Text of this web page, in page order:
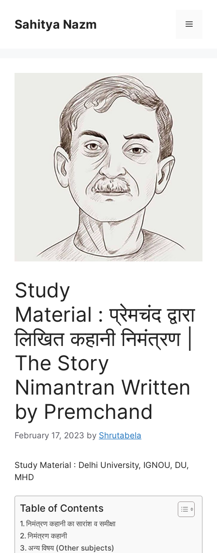
Sahitya Nazm
Study
Material : प्रेमचंद द्वारा
लिखित कहानी निमंत्रण |
The Story
Nimantran Written
by Premchand
February 17, 2023 by Shrutabela
Study Material : Delhi University, IGNOU, DU,
MHD
Table of Contents
निमंत्रण कहानी का सारांश व समीक्षा
निमंत्रण कहानी
अन्य विषय (Other subjects)